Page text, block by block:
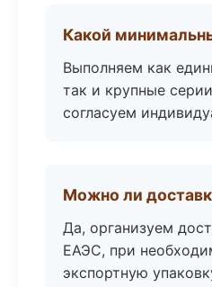
Какой
Выполняем как
так и крупные
согласуем
Можно ли
Да, организуем
ЕАЭС, при
экспортную